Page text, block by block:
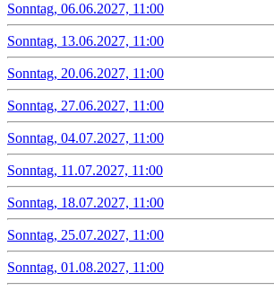
Sonntag, 06.06.2027, 11:00
Sonntag, 13.06.2027, 11:00
Sonntag, 20.06.2027, 11:00
Sonntag, 27.06.2027, 11:00
Sonntag, 04.07.2027, 11:00
Sonntag, 11.07.2027, 11:00
Sonntag, 18.07.2027, 11:00
Sonntag, 25.07.2027, 11:00
Sonntag, 01.08.2027, 11:00